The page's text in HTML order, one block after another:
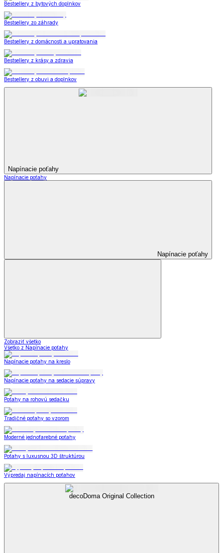
Bestsellery z bytových doplnkov
Bestsellery zo záhrady
Bestsellery z domácnosti a upratovania
Bestsellery z krásy a zdravia
Bestsellery z obuvi a doplnkov
Napínacie poťahy
Napínacie poťahy
Napínacie poťahy
Zobraziť všetko
Všetko z Napínacie poťahy
Napínacie poťahy na kreslo
Napínacie poťahy na sedacie súpravy
Poťahy na rohovú sedačku
Tradičné poťahy so vzorom
Moderné jednofarebné poťahy
Poťahy s luxusnou 3D štruktúrou
Výpredaj napínacích poťahov
decoDoma Original Collection